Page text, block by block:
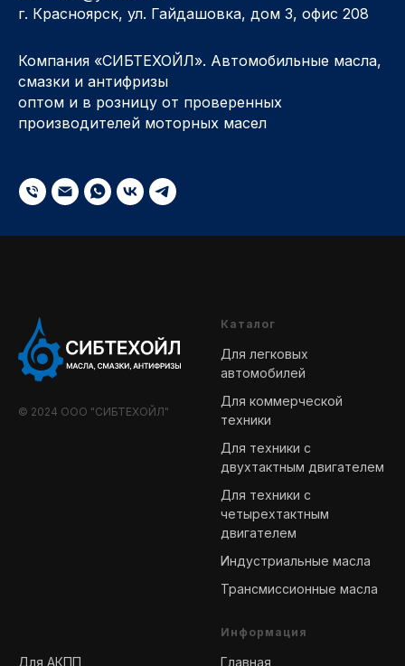
г. Красноярск, ул. Гайдашовка, дом 3, офис 208
Компания «СИБТЕХОЙЛ». Автомобильные масла,
смазки и антифризы
оптом и в розницу от проверенных
производителей моторных масел
© 2024 ООО "СИБТЕХОЙЛ"
Каталог
Для легковых
автомобилей
Для коммерческой
техники
Для техники с
двухтактным двигателем
Для техники с
четырехтактным
двигателем
Индустриальные масла
Трансмиссионные масла
Для АКПП
Информация
Главная